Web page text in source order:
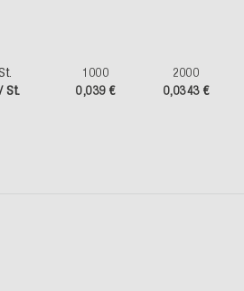
St.
1000
0,039 €
2000
0,0343 €